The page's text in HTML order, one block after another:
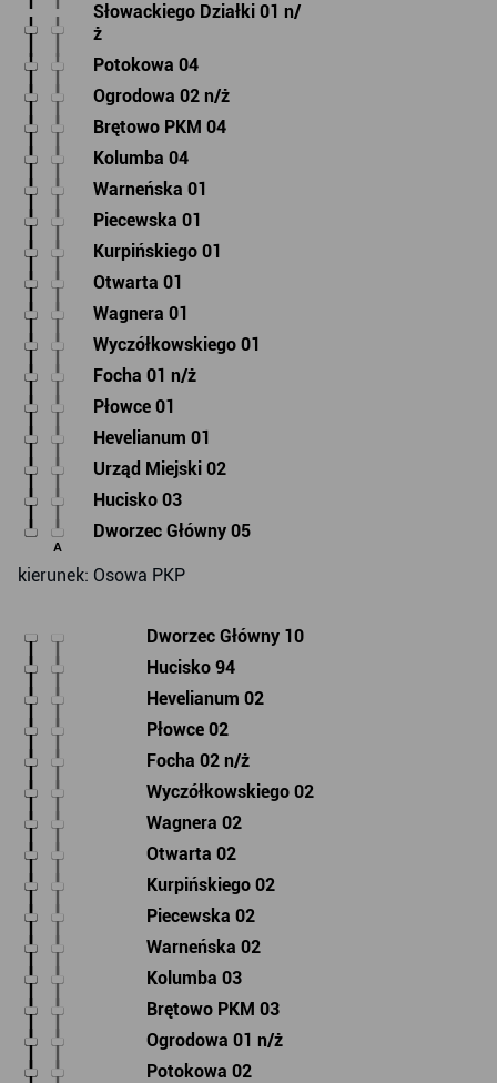
Słowackiego Działki 01 n/
ż
Potokowa 04
Ogrodowa 02 n/ż
Brętowo PKM 04
Kolumba 04
Warneńska 01
Piecewska 01
Kurpińskiego 01
Otwarta 01
Wagnera 01
Wyczółkowskiego 01
Focha 01 n/ż
Płowce 01
Hevelianum 01
Urząd Miejski 02
Hucisko 03
A
Dworzec Główny 05
kierunek: Osowa PKP
Dworzec Główny 10
Hucisko 94
Hevelianum 02
Płowce 02
Focha 02 n/ż
Wyczółkowskiego 02
Wagnera 02
Otwarta 02
Kurpińskiego 02
Piecewska 02
Warneńska 02
Kolumba 03
Brętowo PKM 03
Ogrodowa 01 n/ż
Potokowa 02